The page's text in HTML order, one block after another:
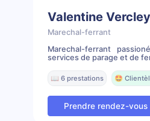
Valentine
Marechal-ferrant
Marechal-ferrant
services de parage et de
📖 6 prestations 🤩
Prendre rendez-vous